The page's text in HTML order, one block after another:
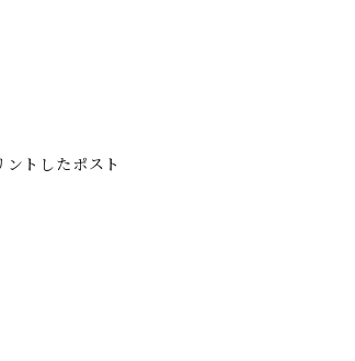
トしたポスト